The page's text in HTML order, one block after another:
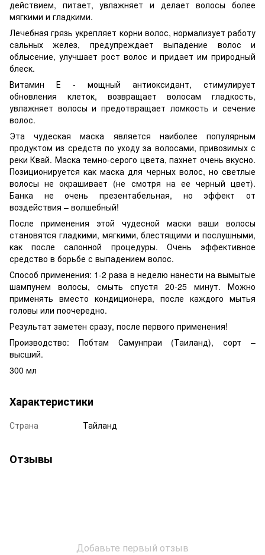
действием, питает, увлажняет и делает волосы более
мягкими и гладкими.
Лечебная грязь укрепляет корни волос, нормализует работу
сальных желез, предупреждает выпадение волос и
облысение, улучшает рост волос и придает им природный
блеск.
Витамин Е - мощный антиоксидант, стимулирует
обновления клеток, возвращает волосам гладкость,
увлажняет волосы и предотвращает ломкость и сечение
волос.
Эта чудеская маска является наиболее популярным
продуктом из средств по уходу за волосами, привозимых с
реки Квай. Маска темно-серого цвета, пахнет очень вкусно.
Позиционируется как маска для черных волос, но светлые
волосы не окрашивает (не смотря на ее черный цвет).
Банка не очень презентабельная, но эффект от
воздействия – волшебный!
После применения этой чудесной маски ваши волосы
становятся гладкими, мягкими, блестящими и послушными,
как после салонной процедуры. Очень эффективное
средство в борьбе с выпадением волос.
Способ применения: 1-2 раза в неделю нанести на вымытые
шампунем волосы, смыть спустя 20-25 минут. Можно
применять вместо кондиционера, после каждого мытья
головы или поочередно.
Результат заметен сразу, после первого применения!
Производство: Побтам Самунпраи (Таиланд), сорт –
высший.
300 мл
Характеристики
Страна Тайланд
Отзывы
Добавьте первый отзыв